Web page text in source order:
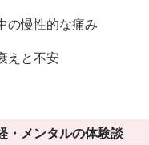
の慢性的な痛み
えと不安
・メンタルの体験談